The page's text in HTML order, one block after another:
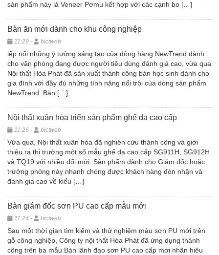
sản phẩm này là Veneer Pơmu kết hợp với các cạnh bo […]
Bàn ăn mới dành cho khu công nghiệp
11:29 - bictweb
iếp nối những ý tưởng sáng tạo của dòng hàng NewTrend dành
cho văn phòng đang được người tiêu dùng đánh giá cao, vừa qua
Nội thất Hòa Phát đã sản xuất thành công bàn học sinh dành cho
gia đình với đầy đủ những tính năng nổi trội của dòng sản phẩm
NewTrend. Bàn […]
Nội thất xuân hòa triển sản phẩm ghế da cao cấp
11:26 - bictweb
Vừa qua, Nội thất xuân hòa đã nghiên cứu thành công và giới
thiệu ra thị trường một số mẫu ghế da cao cấp SG911H, SG912H
và TQ19 với nhiều đổi mới. Sản phẩm dành cho Giám đốc hoặc
trưởng phòng này nhanh chóng được khách hàng đón nhận và
đánh giá cao về kiểu […]
Bàn giám đốc sơn PU cao cấp mẫu mới
11:24 - bictweb
Sau một thời gian tìm kiếm và thử nghiệm màu sơn PU mới trên
gỗ công nghiệp, Công ty nội thất Hòa Phát đã ứng dụng thành
công trên ba mẫu Bàn lãnh đạo sơn PU cao cấp mới nhãn hiệu